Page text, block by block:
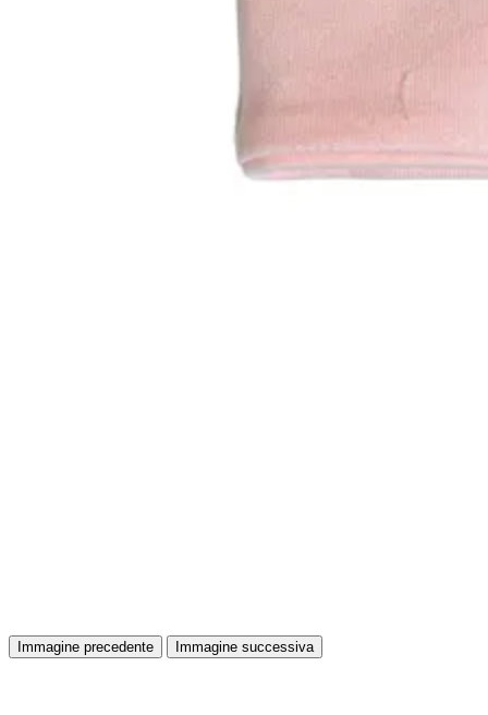
Immagine precedente Immagine successiva